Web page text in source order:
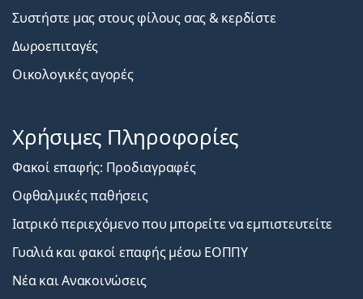
Συστήστε μας στους φίλους σας & κερδίστε
Δωροεπιταγές
Οικολογικές αγορές
Χρήσιμες Πληροφορίες
Φακοί επαφής: Προδιαγραφές
Οφθαλμικές παθήσεις
Ιατρικό περιεχόμενο που μπορείτε να εμπιστευτείτε
Γυαλιά και φακοί επαφής μέσω ΕΟΠΠΥ
Νέα και Ανακοινώσεις